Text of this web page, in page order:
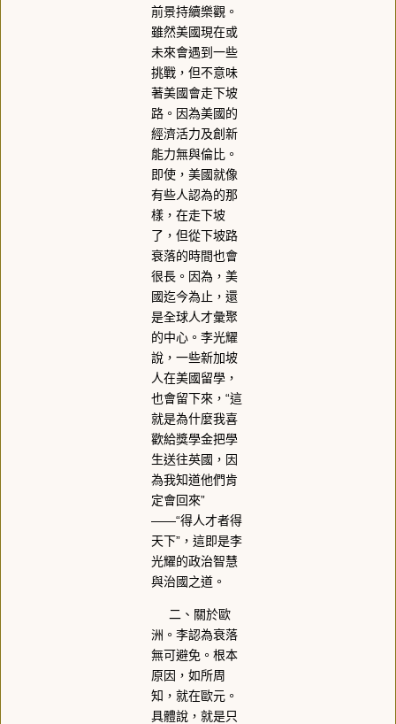
前景持續樂觀。
雖然美國現在或
未來會遇到一些
挑戰，但不意味
著美國會走下坡
路。因為美國的
經濟活力及創新
能力無與倫比。
即使，美國就像
有些人認為的那
樣，在走下坡
了，但從下坡路
衰落的時間也會
很長。因為，美
國迄今為止，還
是全球人才彙聚
的中心。李光耀
說，一些新加坡
人在美國留學，
也會留下來，“這
就是為什麼我喜
歡給獎學金把學
生送往英國，因
為我知道他們肯
定會回來”
――“得人才者得
天下”，這即是李
光耀的政治智慧
與治國之道。
二、關於歐
洲。李認為衰落
無可避免。根本
原因，如所周
知，就在歐元。
具體說，就是只